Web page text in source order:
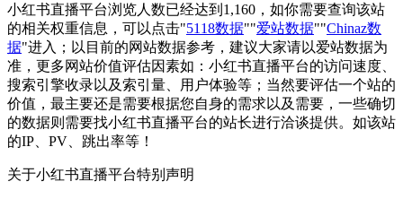
小红书直播平台浏览人数已经达到1,160，如你需要查询该站
的相关权重信息，可以点击"5118数据""爱站数据""Chinaz数
据"进入；以目前的网站数据参考，建议大家请以爱站数据为
准，更多网站价值评估因素如：小红书直播平台的访问速度、
搜索引擎收录以及索引量、用户体验等；当然要评估一个站的
价值，最主要还是需要根据您自身的需求以及需要，一些确切
的数据则需要找小红书直播平台的站长进行洽谈提供。如该站
的IP、PV、跳出率等！
关于小红书直播平台特别声明